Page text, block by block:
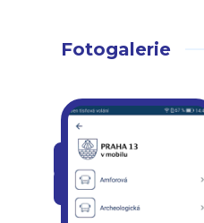
Fotogalerie